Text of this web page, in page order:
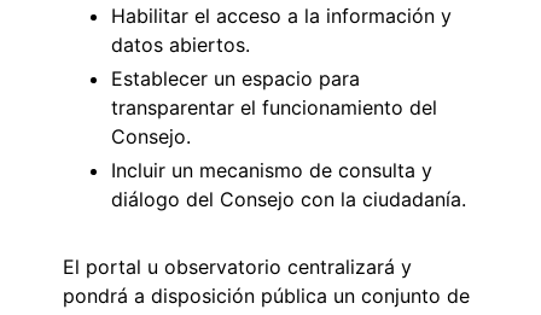
Habilitar el acceso a la información y
datos abiertos.
Establecer un espacio para
transparentar el funcionamiento del
Consejo.
Incluir un mecanismo de consulta y
diálogo del Consejo con la ciudadanía.
El portal u observatorio centralizará y
pondrá a disposición pública un conjunto de